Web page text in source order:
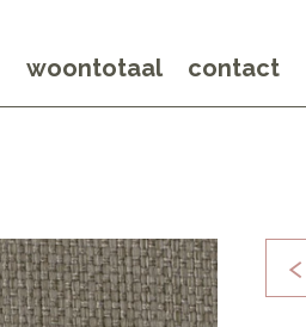
woontotaal contact